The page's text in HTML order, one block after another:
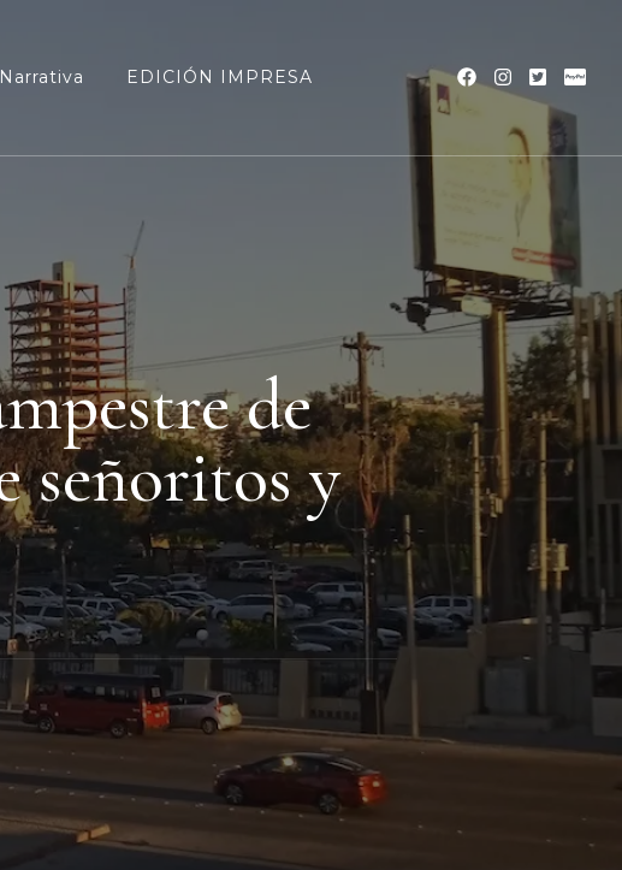
Narrativa EDICIÓN IMPRESA
de
señoritos y